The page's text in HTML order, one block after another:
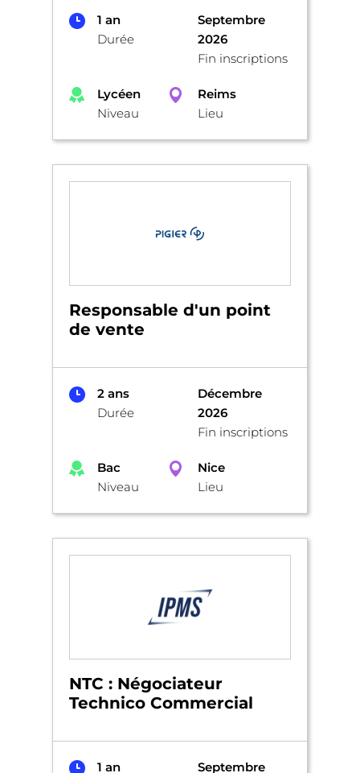
1 an
Durée
Septembre
2026
Fin inscriptions
Lycéen
Niveau
Reims
Lieu
Responsable d'un point
de vente
2 ans
Durée
Décembre
2026
Fin inscriptions
Bac
Niveau
Nice
Lieu
NTC : Négociateur
Technico Commercial
1 an Septembre